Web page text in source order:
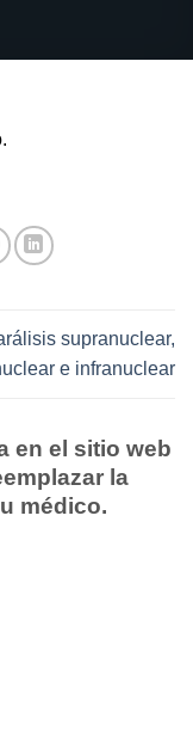
supranuclear,
e infranuclear
en el sitio web
la
médico.